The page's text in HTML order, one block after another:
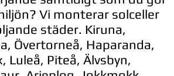
Vi monterar solceller
städer. Kiruna,
Övertorneå, Haparanda,
Luleå, Piteå, Älvsbyn,